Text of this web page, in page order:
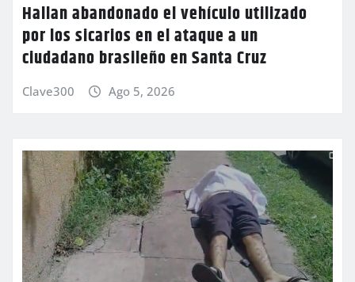
Hallan abandonado el vehículo utilizado
por los sicarios en el ataque a un
ciudadano brasileño en Santa Cruz
Clave300 Ago 5, 2026